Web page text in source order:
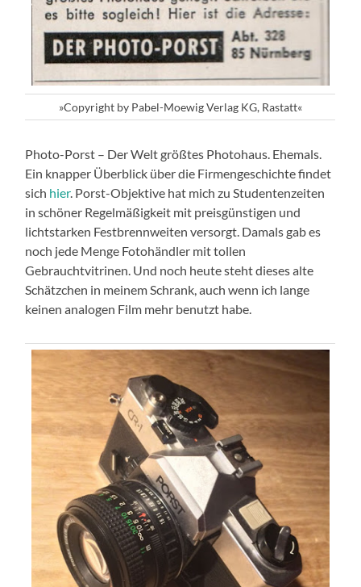
»Copyright by Pabel-Moewig Verlag KG, Rastatt«
Photo-Porst – Der Welt größtes Photohaus. Ehemals.
Ein knapper Überblick über die Firmengeschichte findet
sich hier. Porst-Objektive hat mich zu Studentenzeiten
in schöner Regelmäßigkeit mit preisgünstigen und
lichtstarken Festbrennweiten versorgt. Damals gab es
noch jede Menge Fotohändler mit tollen
Gebrauchtvitrinen. Und noch heute steht dieses alte
Schätzchen in meinem Schrank, auch wenn ich lange
keinen analogen Film mehr benutzt habe.